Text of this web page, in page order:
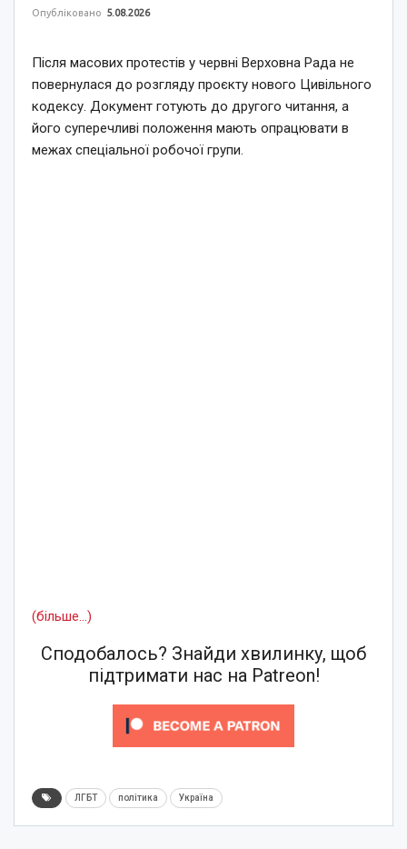
Опубліковано 5.08.2026
Після масових протестів у червні Верховна Рада не
повернулася до розгляду проєкту нового Цивільного
кодексу. Документ готують до другого читання, а
його суперечливі положення мають опрацювати в
межах спеціальної робочої групи.
(більше…)
Сподобалось? Знайди хвилинку, щоб
підтримати нас на Patreon!
ЛГБТ політика Україна